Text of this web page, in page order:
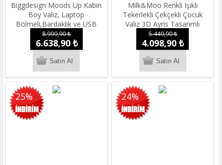
Biggdesign Moods Up Kabin
Boy Valiz, Laptop
Bölmeli,Bardaklık ve USB
Girişli,360° Tekerlek,TSA Kilit,
Pembe
8.999,90 ₺
6.638,90 ₺
Milk&Moo Renkli Işıklı
Tekerlekli Çekçekli Çocuk
Valiz 3D Ayris Tasarımlı
5.449,90 ₺
4.098,90 ₺
25% 24%